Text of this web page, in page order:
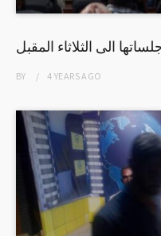
BY 4 YEARSAGO